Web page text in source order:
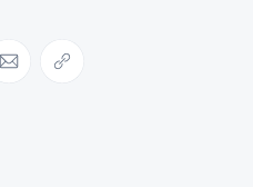
Pinterest
Share via Email
Copy link